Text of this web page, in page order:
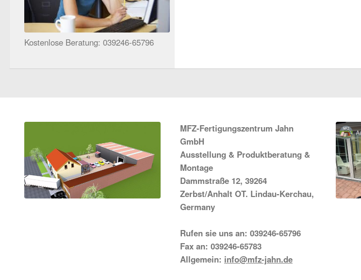
Kostenlose Beratung: 039246-65796
MFZ-Fertigungszentrum Jahn
GmbH
Ausstellung & Produktberatung &
Montage
Dammstraße 12, 39264
Zerbst/Anhalt OT. Lindau-Kerchau,
Germany
Rufen sie uns an: 039246-65796
Fax an: 039246-65783
Allgemein: info@mfz-jahn.de